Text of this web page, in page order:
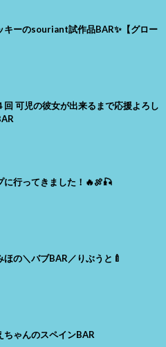
キーのsouriant試作品BAR✨【グロー
回 可児の彼女が出来るまで応援よろし
に行ってきました！🔥🍖🎣
ほの＼バブBAR／りぶうと🍼
ちゃんのスペインBAR